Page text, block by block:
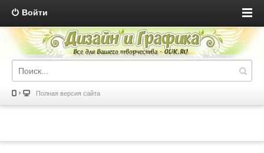
Войти
Полная версия сайта